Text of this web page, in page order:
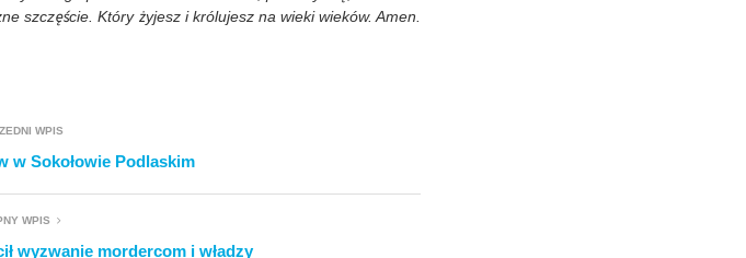
szczęście. Który żyjesz i królujesz na wieki wieków. Amen.
WPIS
w Sokołowie Podlaskim
WPIS
wyzwanie mordercom i władzy